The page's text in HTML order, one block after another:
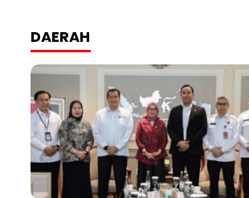
DAERAH